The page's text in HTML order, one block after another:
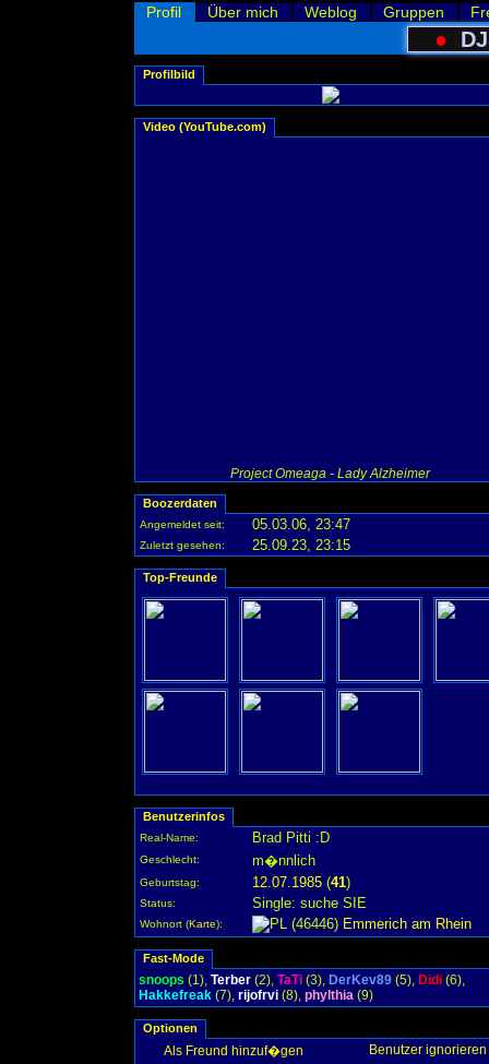
Profil Über mich Weblog Gruppen
●
Profilbild
Video (YouTube.com)
Project Omeaga - Lady Alzheimer
Boozerdaten
Angemeldet seit: 05.03.06, 23:47
Zuletzt gesehen: 25.09.23, 23:15
Top-Freunde
Benutzerinfos
Real-Name: Brad Pitti :D
Geschlecht: m�nnlich
Geburtstag: 12.07.1985 (41)
Status: Single: suche SIE
Wohnort (Karte): (46446) Emmerich am Rhein
Fast-Mode
snoops (1), Terber (2), TaTi (3), DerKev89 (5), Didi (6),
Hakkefreak (7), rijofrvi (8), phylthia (9)
Optionen
Als Freund hinzuf�gen
Benutzer ignorieren